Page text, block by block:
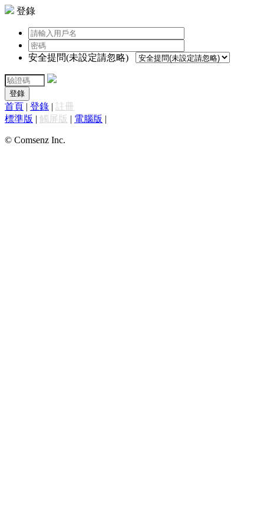
登錄
安全提問(未設定請忽略)
登錄
首頁 | 登錄 | 註冊
標準版 | 觸屏版 | 電腦版 |
© Comsenz Inc.